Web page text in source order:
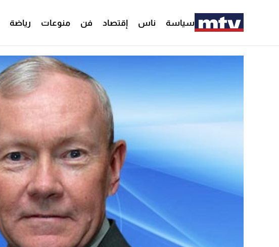
سياسة ناس إقتصاد فن منوعات رياضة